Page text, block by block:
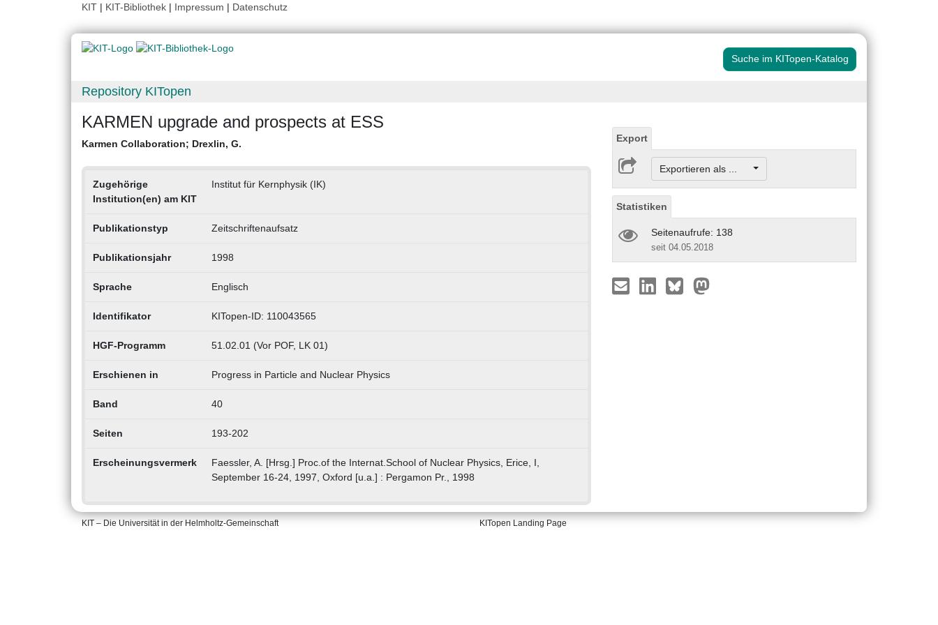
KIT | KIT-Bibliothek | Impressum | Datenschutz
Suche im KITopen-Katalog
Repository KITopen
KARMEN upgrade and prospects at ESS
Karmen Collaboration; Drexlin, G.
Zugehörige
Institution(en) am KIT
Institut für Kernphysik (IK)
Publikationstyp Zeitschriftenaufsatz
Publikationsjahr 1998
Sprache Englisch
Identifikator KITopen-ID: 110043565
HGF-Programm 51.02.01 (Vor POF, LK 01)
Erschienen in Progress in Particle and Nuclear Physics
Band 40
Seiten 193-202
Erscheinungsvermerk
Faessler, A. [Hrsg.] Proc.of the Internat.School of Nuclear Physics, Erice, I,
September 16-24, 1997, Oxford [u.a.] : Pergamon Pr., 1998
Export
Exportieren als ...
Statistiken
Seitenaufrufe: 138
seit 04.05.2018
KIT – Die Universität in der Helmholtz-Gemeinschaft KITopen Landing Page